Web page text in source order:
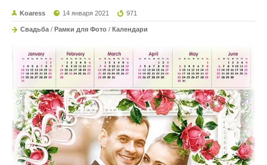
Koaress 14 января 2021 971
Свадьба / Рамки для Фото / Календари